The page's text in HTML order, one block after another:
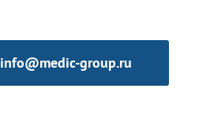
info@medic-group.ru